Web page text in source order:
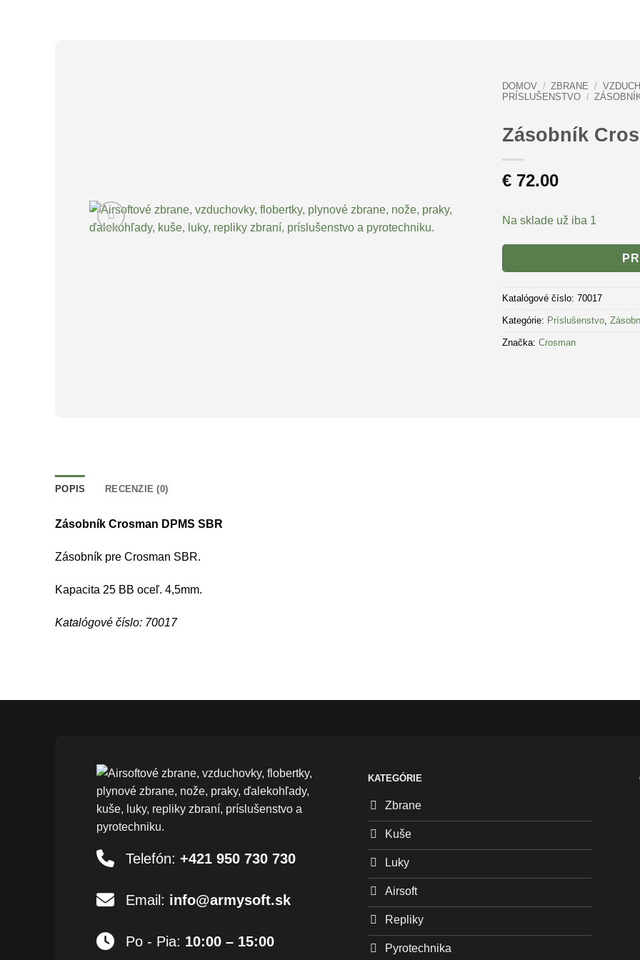
DOMOV / ZBRANE /
PRÍSLUŠENSTVO /
Zásobník
€72.00
Na sklade už iba 1
Katalógové číslo: 70017
Kategórie: Príslušenstvo,
Značka: Crosman
POPIS RECENZIE (0)
Zásobník Crosman DPMS SBR
Zásobník pre Crosman SBR.
Kapacita 25 BB oceľ. 4,5mm.
Katalógové číslo: 70017
Telefón: +421 950 730 730
Email: info@armysoft.sk
Po - Pia: 10:00 – 15:00
KATEGÓRIE
Zbrane
Kuše
Luky
Airsoft
Repliky
Pyrotechnika